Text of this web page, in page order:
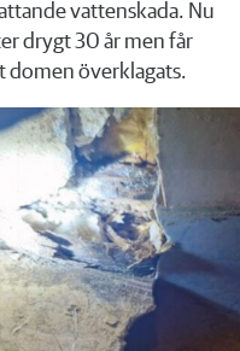
vattenskada. Nu
drygt 30 år men får
domen överklagats.